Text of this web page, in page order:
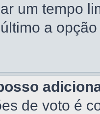
um tempo
a
de voto é